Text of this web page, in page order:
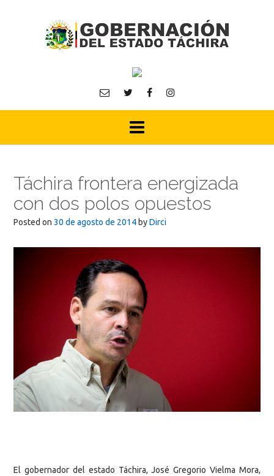
Táchira frontera energizada
con dos polos opuestos
Posted on 30 de agosto de 2014 byDirci
El gobernador del estado Táchira, José Gregorio Vielma Mora,